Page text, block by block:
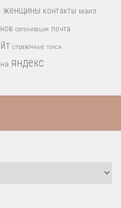
женщины контакты маил
организация почта
справочные такси
яндекс